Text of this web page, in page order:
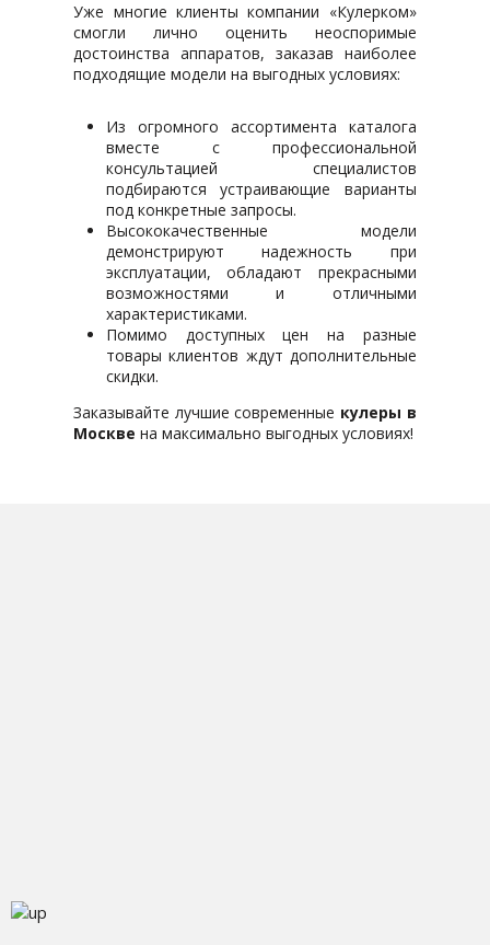
Уже многие клиенты компании «Кулерком»
смогли лично оценить неоспоримые
достоинства аппаратов, заказав наиболее
подходящие модели на выгодных условиях:
Из огромного ассортимента каталога
вместе с профессиональной
консультацией специалистов
подбираются устраивающие варианты
под конкретные запросы.
Высококачественные модели
демонстрируют надежность при
эксплуатации, обладают прекрасными
возможностями и отличными
характеристиками.
Помимо доступных цен на разные
товары клиентов ждут дополнительные
скидки.
Заказывайте лучшие современные кулеры в
Москве на максимально выгодных условиях!